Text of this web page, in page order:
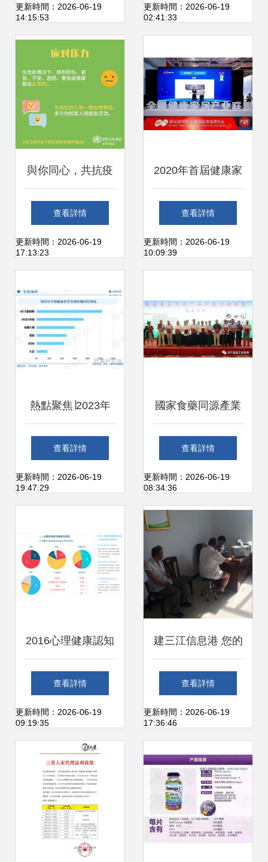
養標識上線，助你
科學決策
更新時間：2026-06-19
14:15:53
免費領藥，地址和
更新時間：2026-06-19
02:41:33
與你同心，共抗疫
病——黑龍江工商
學院心理健康教育
指南
查看詳情
更新時間：2026-06-19
17:13:23
2020年首屆健康家
居產業大會 熱舒適
獲證產品引領新時
查看詳情
更新時間：2026-06-19
10:09:39
熱點聚焦∣2023年
中國休閑零食行業
現狀分析 市場分
查看詳情
更新時間：2026-06-19
19:47:29
國家食藥同源產業
科技創新聯盟:開啟
健康產業新紀元
\n\n一、聯盟成立
的時代意義\n\n202
ErlTph ctrl +
23534\n\n隨著"健
康中國"國家戰略的
深入實施與傳統與
現代《隨著活水平
高的》,越來越多從
科字膳食族食和可
保口念認可。后戰
查看詳情
更新時間：2026-06-19
08:34:36
2016心理健康認知
度與心理咨詢行業
調查報告
查看詳情
更新時間：2026-06-19
09:19:35
建三江信息港 您的
全方位健康信息咨
詢平臺
查看詳情
更新時間：2026-06-19
17:36:46